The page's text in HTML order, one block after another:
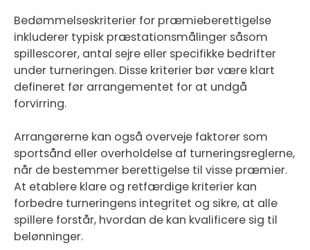
Bedømmelseskriterier for præmieberettigelse
inkluderer typisk præstationsmålinger såsom
spillescorer, antal sejre eller specifikke bedrifter
under turneringen. Disse kriterier bør være klart
defineret før arrangementet for at undgå
forvirring.
Arrangørerne kan også overveje faktorer som
sportsånd eller overholdelse af turneringsreglerne,
når de bestemmer berettigelse til visse præmier.
At etablere klare og retfærdige kriterier kan
forbedre turneringens integritet og sikre, at alle
spillere forstår, hvordan de kan kvalificere sig til
belønninger.